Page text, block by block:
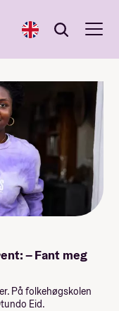
English Søk
Søk
– Fant meg
På folkehøgskolen
Eid.